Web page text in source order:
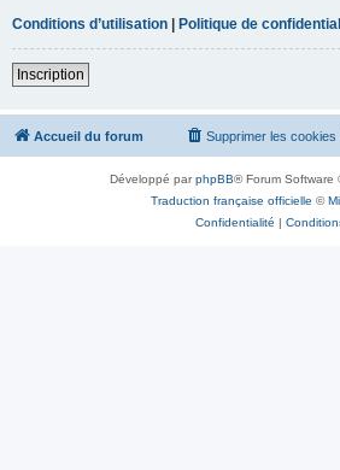
Conditions d’utilisation | Politique de
Inscription
Accueil du forum Supprimer les cookies
Développé parphpBB® Forum Software
Traduction française officielle ©
Confidentialité |